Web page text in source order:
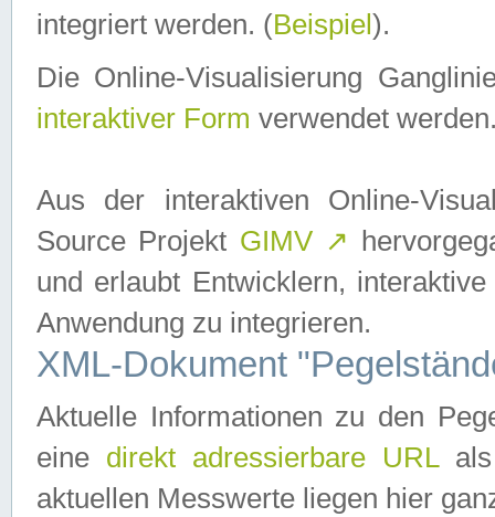
integriert werden. (Beispiel ).
Die Online-Visualisierung
interaktiver Form verwendet
Aus der interaktiven Online-
Source Projekt GIMV ↗
und erlaubt Entwicklern,
Anwendung zu integrieren.
XML-Dokument
Aktuelle Informationen zu den
eine direkt adressierbare URLals
aktuellen Messwerte liegen hier